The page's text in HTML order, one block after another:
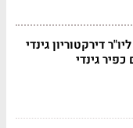
דירקטוריון גינדי
גינדי